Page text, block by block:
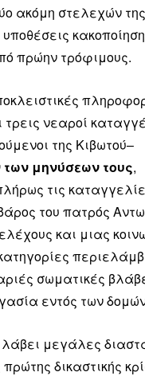
ακόμη στελεχών
πρώην τρόφιμους.
τρεις νεαροί
της Κιβωτού–
μηνύσεων τους,
τις
του πατρός
και μιας
σωματικές
εντός των
μεγάλες
δικαστικής